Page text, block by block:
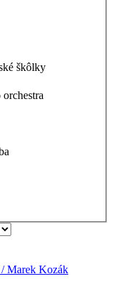
škôlky
/ Marek Kozák